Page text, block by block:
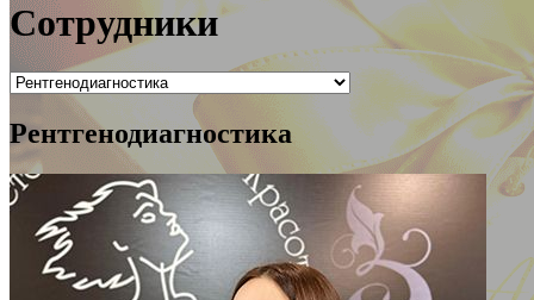
Сотрудники
Рентгенодиагностика